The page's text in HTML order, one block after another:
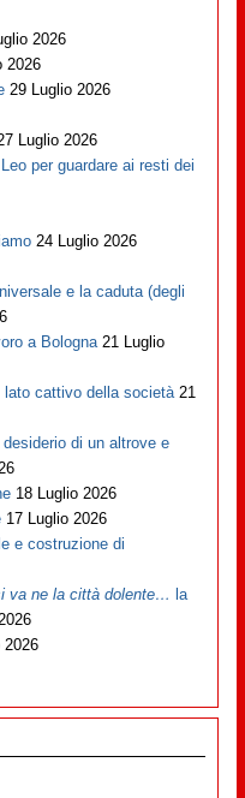
2026
2026
29 Luglio 2026
Luglio 2026
per guardare ai resti dei
24 Luglio 2026
e la caduta (degli
a Bologna 21 Luglio
cattivo della società 21
di un altrove e
18 Luglio 2026
17 Luglio 2026
e costruzione di
va ne la città dolente… la
2026